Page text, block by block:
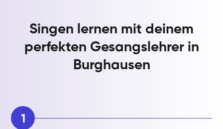
Singen lernen mit deinem
perfekten Gesangslehrer in
Burghausen
1